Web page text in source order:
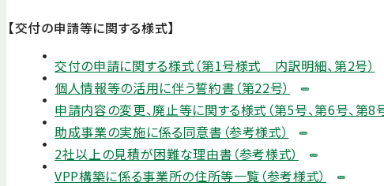
【交付の申請等に関する様式】
交付の申請に関する様式（第1号様式 内訳明細、第2号）
個人情報等の活用に伴う誓約書（第22号）
申請内容の変更、廃止等に関する様式（第5号、第6号、第8
助成事業の実施に係る同意書（参考様式）
2社以上の見積が困難な理由書（参考様式）
VPP構築に係る事業所の住所等一覧（参考様式）